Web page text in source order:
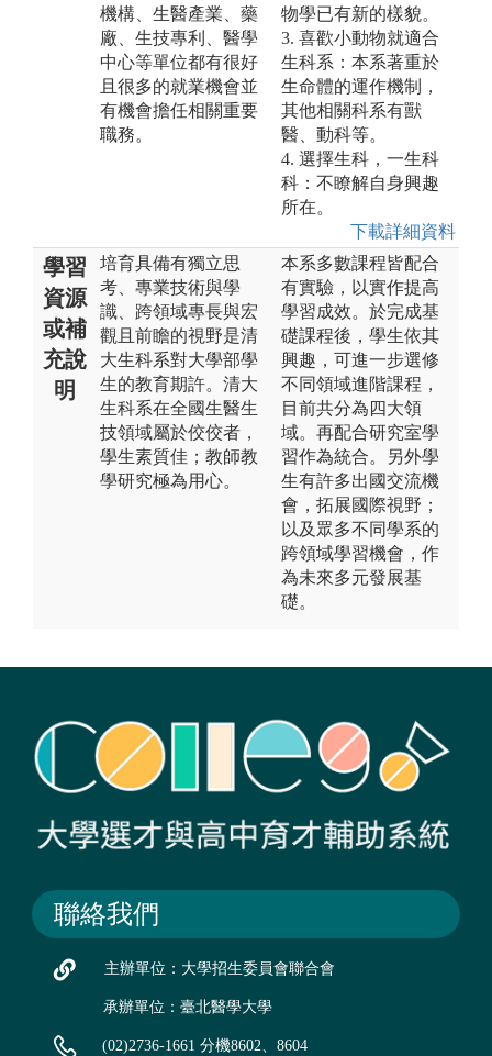
機構、生醫產業、藥
廠、生技專利、醫學
中心等單位都有很好
且很多的就業機會並
有機會擔任相關重要
職務。
物學已有新的樣貌。
3. 喜歡小動物就適合
生科系：本系著重於
生命體的運作機制，
其他相關科系有獸
醫、動科等。
4. 選擇生科，一生科
科：不瞭解自身興趣
所在。
下載詳細資料
學習
資源
或補
充說
明
培育具備有獨立思
考、專業技術與學
識、跨領域專長與宏
觀且前瞻的視野是清
大生科系對大學部學
生的教育期許。清大
生科系在全國生醫生
技領域屬於佼佼者，
學生素質佳；教師教
學研究極為用心。
本系多數課程皆配合
有實驗，以實作提高
學習成效。於完成基
礎課程後，學生依其
興趣，可進一步選修
不同領域進階課程，
目前共分為四大領
域。再配合研究室學
習作為統合。另外學
生有許多出國交流機
會，拓展國際視野；
以及眾多不同學系的
跨領域學習機會，作
為未來多元發展基
礎。
聯絡我們
主辦單位：大學招生委員會聯合會
承辦單位：臺北醫學大學
(02)2736-1661 分機8602、8604